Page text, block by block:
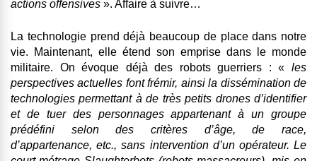
actions offensives ». Affaire à suivre…
La technologie prend déjà beaucoup de place dans notre
vie. Maintenant, elle étend son emprise dans le monde
militaire. On évoque déjà des robots guerriers : « les
perspectives actuelles font frémir, ainsi la dissémination de
technologies permettant à de très petits drones d’identifier
et de tuer des personnages appartenant à un groupe
prédéfini selon des critères d’âge, de race,
d’appartenance, etc., sans intervention d’un opérateur. Le